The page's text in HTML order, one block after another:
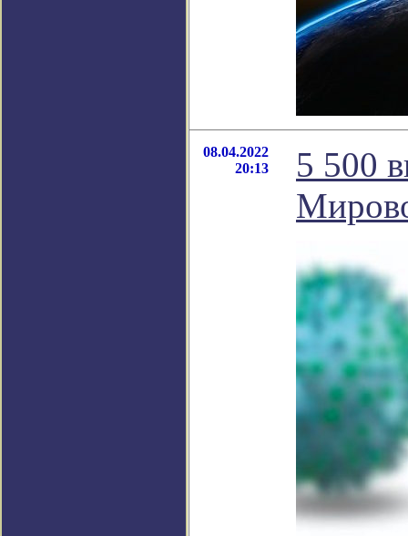
08.04.2022
20:13
5 500